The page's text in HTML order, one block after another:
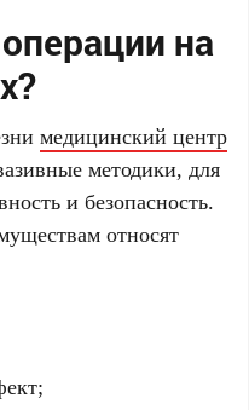
на
медицинский центр
методики, для
и безопасность.
относят